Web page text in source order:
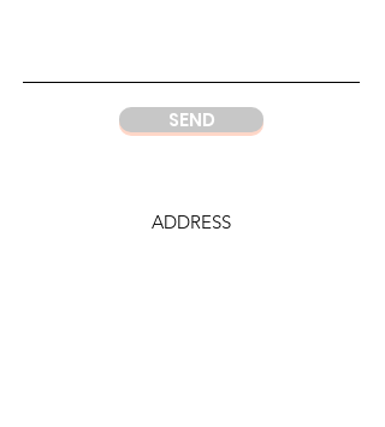
ADDRESS
SEND